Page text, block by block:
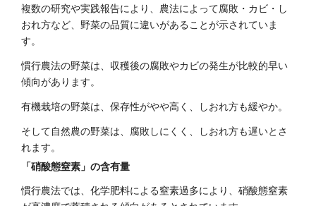
複数の研究や実践報告により、農法によって腐敗・カビ・し
おれ方など、野菜の品質に違いがあることが示されていま
す。
慣行農法の野菜は、収穫後の腐敗やカビの発生が比較的早い
傾向があります。
有機栽培の野菜は、保存性がやや高く、しおれ方も緩やか。
そして自然農の野菜は、腐敗しにくく、しおれ方も遅いとさ
れます。
「硝酸態窒素」の含有量
慣行農法では、化学肥料による窒素過多により、硝酸態窒素